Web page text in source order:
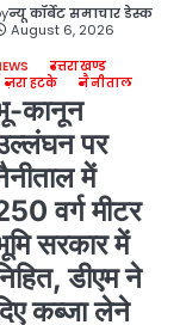
न्यू कॉर्बेट समाचार डेस्क
August 6, 2026
उत्तराखण्ड
ज़रा हटके
नैनीताल
कानून
पर
में
वर्ग मीटर
सरकार में
डीएम ने
कब्जा लेने